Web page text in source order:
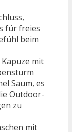
für freies
beim
Kapuze mit
Saum, es
Outdoor-
zu
mit